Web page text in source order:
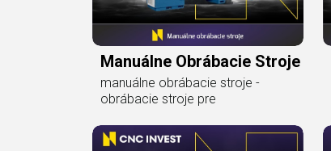
Manuálne Obrábacie Stroje
manuálne obrábacie stroje -
obrábacie stroje pre